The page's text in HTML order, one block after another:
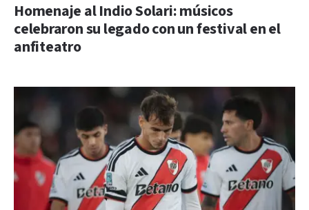
Homenaje al Indio Solari: músicos
celebraron su legado con un festival en el
anfiteatro